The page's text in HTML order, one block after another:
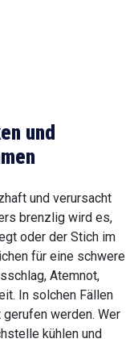
und
und verursacht
brenzlig wird es,
oder der Stich im
für eine schwere
Atemnot,
In solchen Fällen
werden. Wer
kühlen und